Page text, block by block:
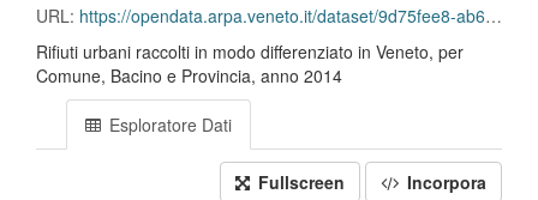
URL: https://opendata.arpa.veneto.it/dataset/9d75fee8-ab6f-4cee-bb7e-dd5d0e63d158/resource/346075c0-54b7-4d3d-9482-e72b5b02f87c/download/raccolta_differenziata_anno_2014.csv
Rifiuti urbani raccolti in modo differenziato in Veneto, per
Comune, Bacino e Provincia, anno 2014
Esploratore Dati
Fullscreen Incorpora